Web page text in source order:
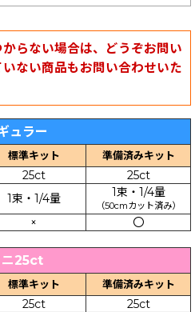
らない場合は、どうぞお問い
ない商品もお問い合わせいた
ュラー
標準キット
準備済みキット
25ct 25ct
1束・1/4量 1束・1/4量
（50cmカット済み）
× 〇
ニ25ct
標準キット
準備済みキット
25ct 25ct